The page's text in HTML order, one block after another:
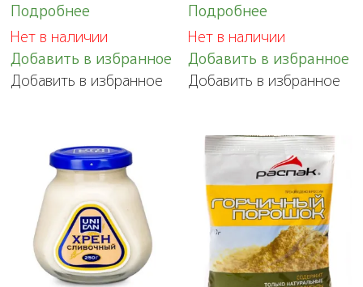
Подробнее
Нет в наличии
Добавить в избранное
Добавить в избранное
Подробнее
Нет в наличии
Добавить в избранное
Добавить в избранное